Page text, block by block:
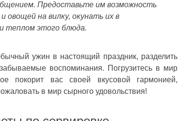
Предоставьте им возможность
овощей на вилку, окунать их в
теплом этого блюда.
ужин в настоящий праздник, разделить
воспоминания. Погрузитесь в мир
покорит вас своей вкусовой гармонией,
в мир сырного удовольствия!